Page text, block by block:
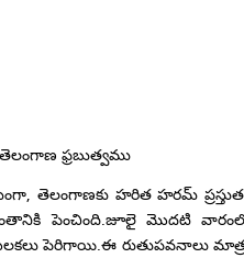
తెలంగాణ ఫ్రబుత్వము
తెలంగాణకు హరిత హరమ్
పెంచింది.జూలై మొదటి వారంలో
పెరిగాయి.ఈ రుతుపవనాలు